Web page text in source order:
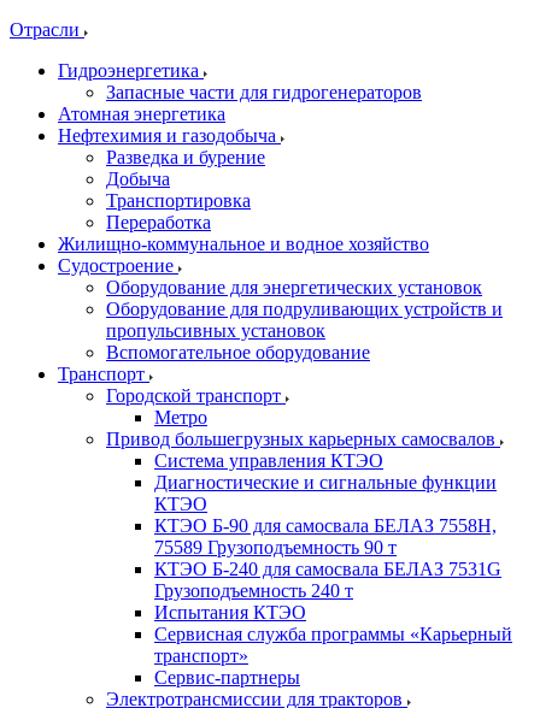
Отрасли
Гидроэнергетика
Запасные части для гидрогенераторов
Атомная энергетика
Нефтехимия и газодобыча
Разведка и бурение
Добыча
Транспортировка
Переработка
Жилищно-коммунальное и водное хозяйство
Судостроение
Оборудование для энергетических установок
Оборудование для подруливающих устройств и
пропульсивных установок
Вспомогательное оборудование
Транспорт
Городской транспорт
Метро
Привод большегрузных карьерных самосвалов
Система управления КТЭО
Диагностические и сигнальные функции
КТЭО
КТЭО Б-90 для самосвала БЕЛАЗ 7558H,
75589 Грузоподъемность 90 т
КТЭО Б-240 для самосвала БЕЛАЗ 7531G
Грузоподъемность 240 т
Испытания КТЭО
Сервисная служба программы «Карьерный
транспорт»
Сервис-партнеры
Электротрансмиссии для тракторов